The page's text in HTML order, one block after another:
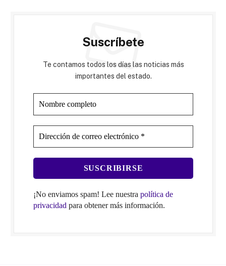
Suscríbete
Te contamos todos los días las noticias más
importantes del estado.
¡No enviamos spam! Lee nuestra política de
privacidad para obtener más información.